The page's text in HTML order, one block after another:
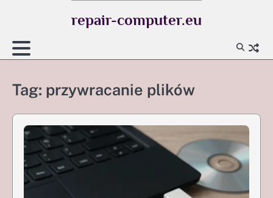
repair-computer.eu
Tag: przywracanie plików